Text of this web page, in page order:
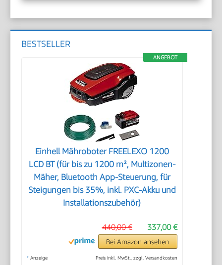
BESTSELLER
ANGEBOT
Einhell Mähroboter FREELEXO 1200
LCD BT (für bis zu 1200 m², Multizonen-
Mäher, Bluetooth App-Steuerung, für
Steigungen bis 35%, inkl. PXC-Akku und
Installationszubehör)
337,00 €
440,00 €
Bei Amazon ansehen
* Anzeige Preis inkl. MwSt., zzgl. Versandkosten